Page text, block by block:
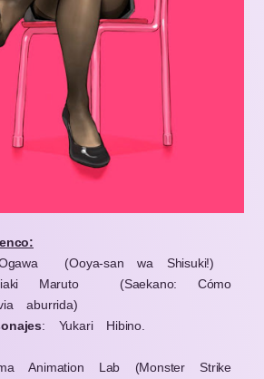
(Ooya-san wa Shisuki!)
Maruto
(Saekano: Cómo
aburrida)
: Yukari Hibino.
Animation Lab (Monster Strike